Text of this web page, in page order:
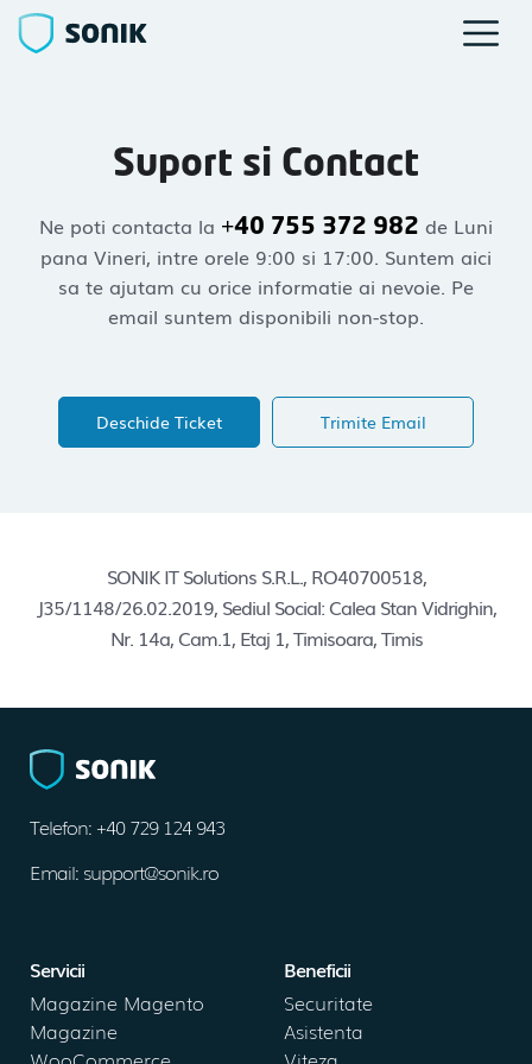
Suport si Contact
Ne poti contacta la +40 755 372 982 de Luni
pana Vineri, intre orele 9:00 si 17:00. Suntem aici
sa te ajutam cu orice informatie ai nevoie. Pe
email suntem disponibili non-stop.
Deschide Ticket Trimite Email
SONIK IT Solutions S.R.L., RO40700518,
J35/1148/26.02.2019, Sediul Social: Calea Stan Vidrighin,
Nr. 14a, Cam.1, Etaj 1, Timisoara, Timis
Telefon: +40 729 124 943
Email: support@sonik.ro
Servicii
Magazine Magento
Magazine
Beneficii
Securitate
Asistenta